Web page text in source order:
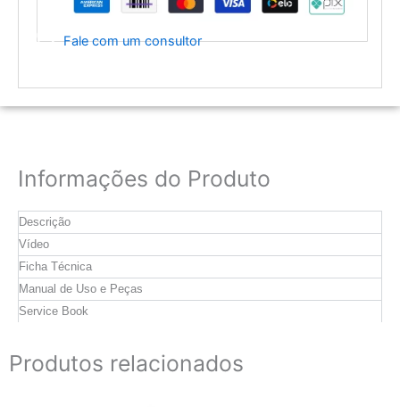
Fale com um consultor
Informações do Produto
Descrição
Vídeo
Ficha Técnica
Manual de Uso e Peças
Service Book
Produtos relacionados